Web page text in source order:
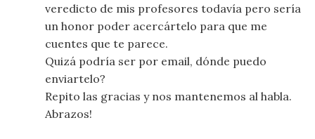
veredicto de mis profesores todavía pero sería
un honor poder acercártelo para que me
cuentes que te parece.
Quizá podría ser por email, dónde puedo
enviartelo?
Repito las gracias y nos mantenemos al habla.
Abrazos!